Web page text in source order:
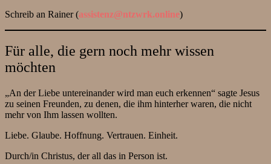
Schreib an Rainer (assistenz@ntzwrk.online)
Für alle, die gern noch mehr wissen
möchten
„An der Liebe untereinander wird man euch erkennen“ sagte Jesus
zu seinen Freunden, zu denen, die ihm hinterher waren, die nicht
mehr von Ihm lassen wollten.
Liebe. Glaube. Hoffnung. Vertrauen. Einheit.
Durch/in Christus, der all das in Person ist.